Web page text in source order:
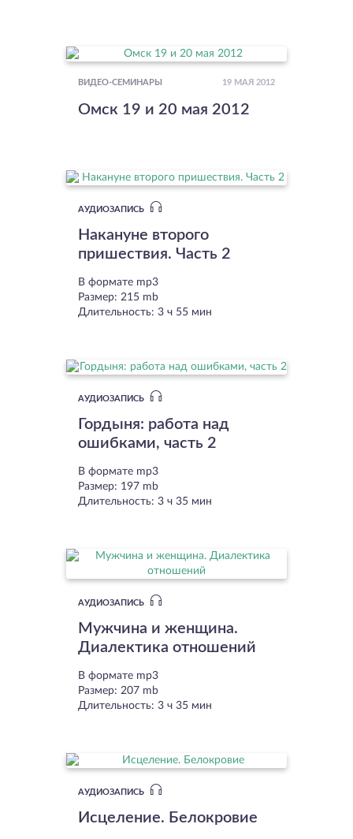
ВИДЕО-СЕМИНАРЫ 19 МАЯ 2012
Омск 19 и 20 мая 2012
АУДИОЗАПИСЬ
Накануне второго
пришествия. Часть 2
В формате mp3
Размер: 215 mb
Длительность: 3 ч 55 мин
АУДИОЗАПИСЬ
Гордыня: работа над
ошибками, часть 2
В формате mp3
Размер: 197 mb
Длительность: 3 ч 35 мин
АУДИОЗАПИСЬ
Мужчина и женщина.
Диалектика отношений
В формате mp3
Размер: 207 mb
Длительность: 3 ч 35 мин
АУДИОЗАПИСЬ
Исцеление. Белокровие